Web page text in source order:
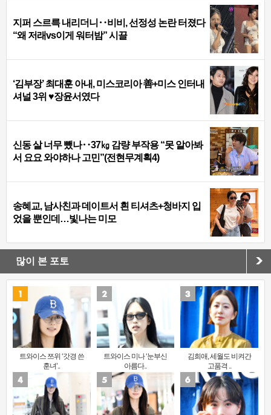
지퍼 스르륵 내리더니‥비비, 선정성 논란 터졌다
“왜 저래vs이게 워터밤” 시끌
‘김부장’ 최대훈 아내, 미스코리아 善+미스 인터내
셔널 3위 ♥장윤서였다
신동 살 너무 뺐나‥37㎏ 감량 부작용 “못 알아봐
서 요요 와야하나 고민”(전현무계획4)
송혜교, 남사친과 데이트서 흰 티셔츠+청바지 입
었을 뿐인데…빛나는 미모
많이 본 포토
트와이스 쯔위 ‘갓경 쓴
훈녀’..
트와이스 미나 ‘눈부신
아름다..
김희애, 세월도 비켜간
고품격 ..